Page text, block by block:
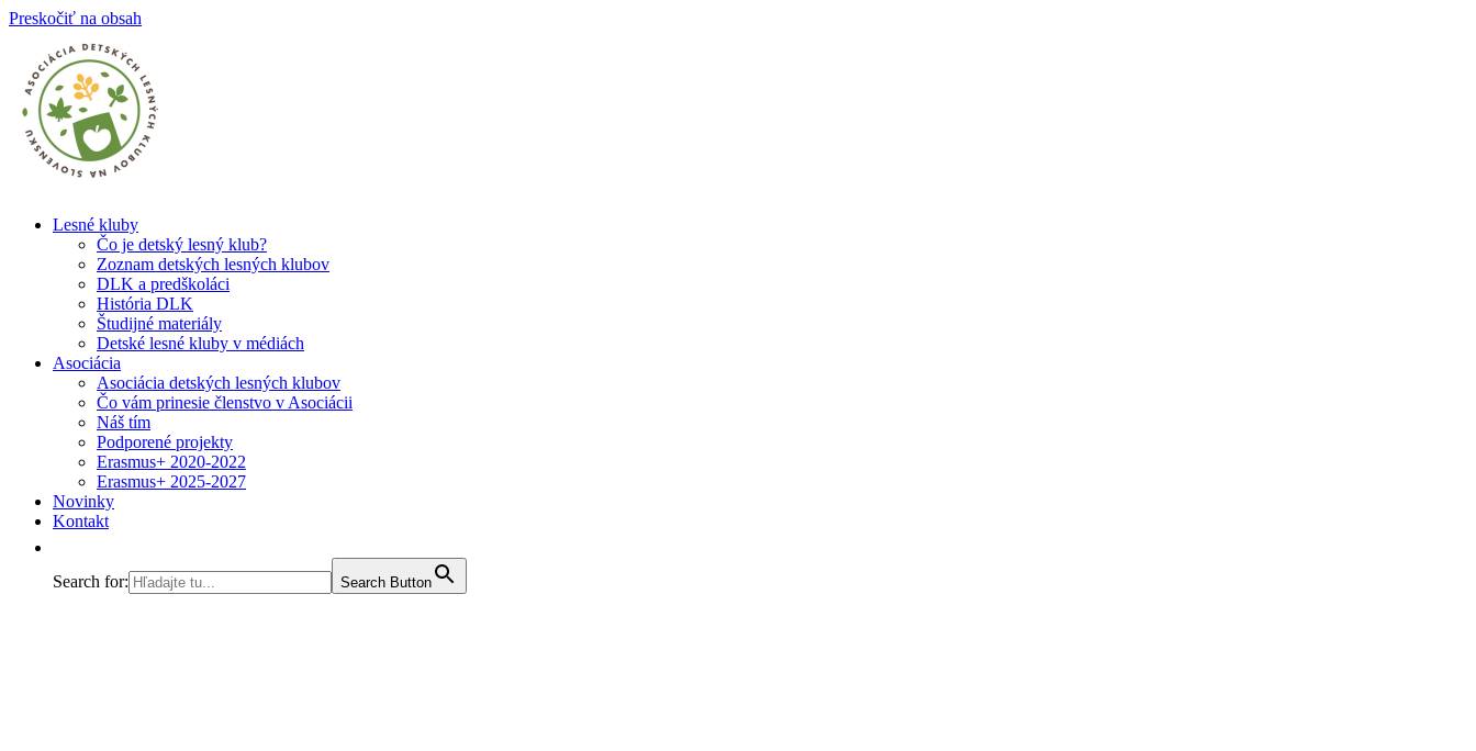
Preskočiť na obsah
Lesné kluby
Čo je detský lesný klub?
Zoznam detských lesných klubov
DLK a predškoláci
História DLK
Študijné materiály
Detské lesné kluby v médiách
Asociácia
Asociácia detských lesných klubov
Čo vám prinesie členstvo v Asociácii
Náš tím
Podporené projekty
Erasmus+ 2020-2022
Erasmus+ 2025-2027
Novinky
Kontakt
Search for: Search Button